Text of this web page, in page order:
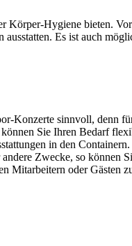
Hygiene bieten.
Es ist auch
Konzerte sinnvoll, denn
Sie Ihren Bedarf
in den
Zwecke, so können
Mitarbeitern oder Gästen